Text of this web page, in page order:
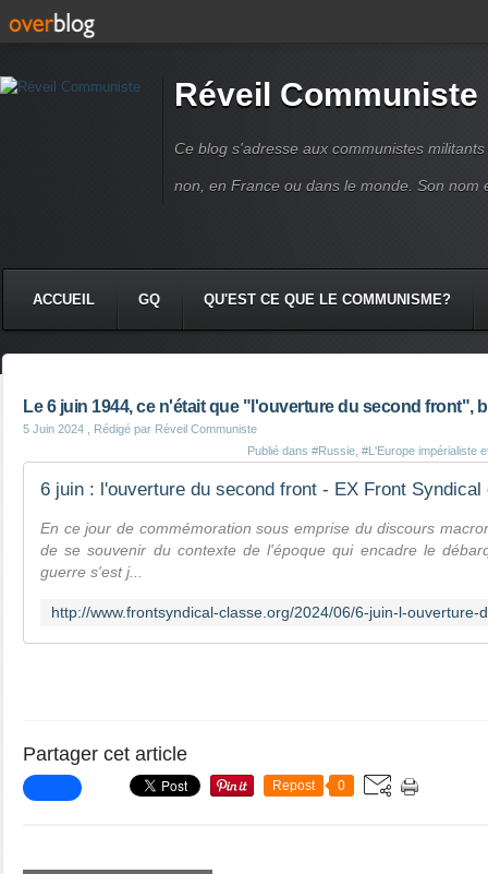
Réveil Communiste
Ce blog s'adresse aux communistes
non, en France ou dans le monde. Son nom
ACCUEIL GQ QU'EST CE QUE LE COMMUNISME?
Le 6 juin 1944, ce n'était que "l'ouverture du second front",
5 Juin 2024 , Rédigé par Réveil Communiste
Publié dans #Russie #L'Europe impérialiste
6 juin : l'ouverture du second front - EX Front Syndical
En ce jour de commémoration sous emprise du discours
de se souvenir du contexte de l'époque qui encadre le
guerre s'est j...
Partager cet article
Repost 0